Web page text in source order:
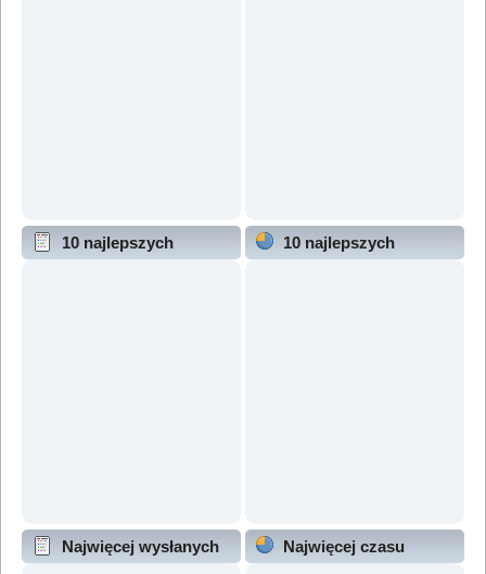
10 najlepszych
10 najlepszych
Najwięcej wysłanych
Najwięcej czasu